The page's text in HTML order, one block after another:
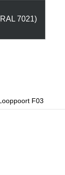
7021)
F03